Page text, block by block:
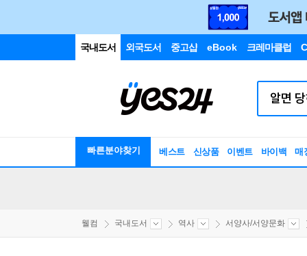
국내도서 외국도서 중고샵 eBook 크레마클럽
빠른분야찾기 베스트 신상품 이벤트 바이백 매
웰컴 국내도서 역사 서양사/서양문화